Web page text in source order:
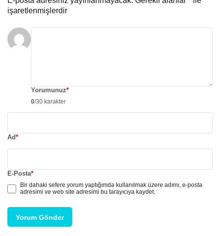
işaretlenmişlerdir
Yorumunuz*
0/30 karakter
Ad*
E-Posta*
Bir dahaki sefere yorum yaptığımda kullanılmak üzere adımı, e-posta
adresimi ve web site adresimi bu tarayıcıya kaydet.
Yorum Gönder